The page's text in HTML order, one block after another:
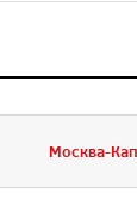
Москва-